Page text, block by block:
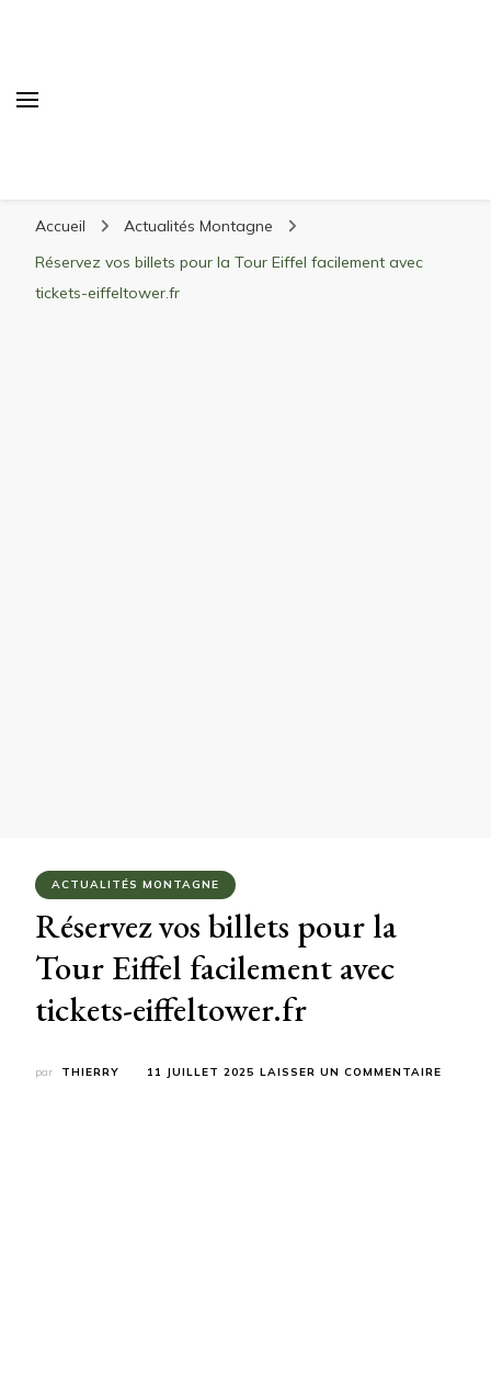
matériel, stations de ski
Accueil
Actualités Montagne
Réservez vos billets pour la Tour Eiffel facilement avec
tickets-eiffeltower.fr
ACTUALITÉS MONTAGNE
Réservez vos billets pour la
Tour Eiffel facilement avec
tickets-eiffeltower.fr
par THIERRY 11 JUILLET 2025 LAISSER UN COMMENTAIRE